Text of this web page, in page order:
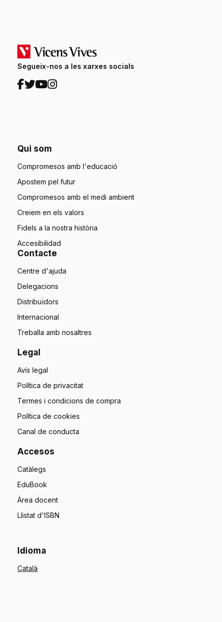
Segueix-nos a les xarxes socials
Qui som
Compromesos amb l'educació
Apostem pel futur
Compromesos amb el medi ambient
Creiem en els valors
Fidels a la nostra història
Accesibilidad
Contacte
Centre d'ajuda
Delegacions
Distribuïdors
Internacional
Treballa amb nosaltres
Legal
Avís legal
Política de privacitat
Termes i condicions de compra
Política de cookies
Canal de conducta
Accesos
Catàlegs
EduBook
Àrea docent
Llistat d'ISBN
Idioma